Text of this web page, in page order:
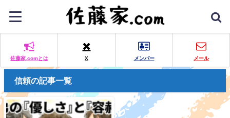
佐藤家.comとは X メンバー メール
信頼の記事一覧